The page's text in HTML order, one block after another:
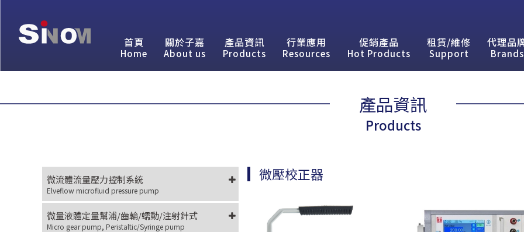
首頁
Home
關於子嘉
About us
產品資訊
Products
行業應用
Resources
促銷產品
Hot Products
租賃/維修
Support
代理品
Brands
產品資訊
Products
微流體流量壓力控制系統
Elveflow microfluid pressure pump
微量液體定量幫浦/齒輪/蠕動/注射針式
Micro gear pump, Peristaltic/Syringe pump
微壓校正器